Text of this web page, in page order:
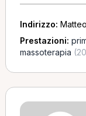
Indirizzo:
Prestazioni:
massoterapia